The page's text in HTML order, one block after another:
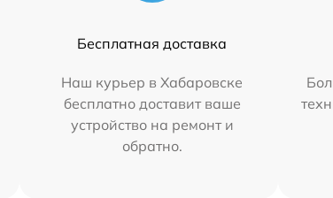
Бесплатная доставка
Наш курьер в Хабаровске
бесплатно доставит ваше
устройство на ремонт и
обратно.